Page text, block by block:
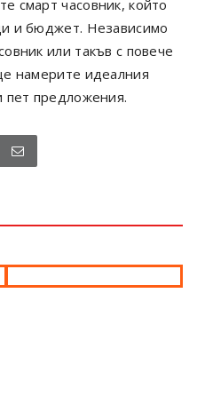
смарт часовник, който
и бюджет. Независимо
или такъв с повече
намерите идеалния
пет предложения.